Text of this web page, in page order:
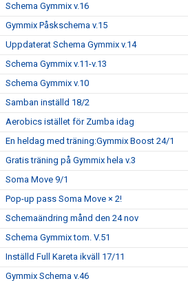
Schema Gymmix v.16
Gymmix Påskschema v.15
Uppdaterat Schema Gymmix v.14
Schema Gymmix v.11-v.13
Schema Gymmix v.10
Samban inställd 18/2
Aerobics istället för Zumba idag
En heldag med träning:Gymmix Boost 24/1
Gratis träning på Gymmix hela v.3
Soma Move 9/1
Pop-up pass Soma Move × 2!
Schemaändring månd den 24 nov
Schema Gymmix tom. V.51
Inställd Full Kareta ikväll 17/11
Gymmix Schema v.46